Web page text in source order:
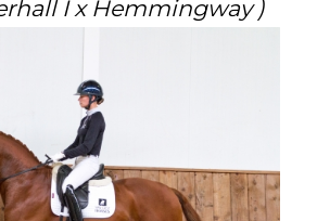
I x Hemmingway )